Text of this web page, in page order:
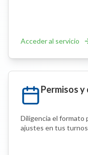
Acceder al servicio
Permisos
Diligencia el formato
ajustes en tus